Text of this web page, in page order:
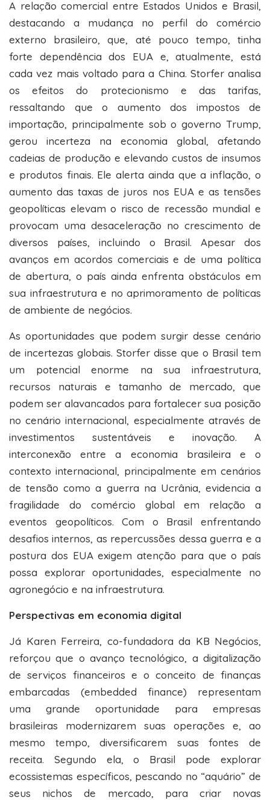
A relação comercial entre Estados Unidos e Brasil,
destacando a mudança no perfil do comércio
externo brasileiro, que, até pouco tempo, tinha
forte dependência dos EUA e, atualmente, está
cada vez mais voltado para a China. Storfer analisa
os efeitos do protecionismo e das tarifas,
ressaltando que o aumento dos impostos de
importação, principalmente sob o governo Trump,
gerou incerteza na economia global, afetando
cadeias de produção e elevando custos de insumos
e produtos finais. Ele alerta ainda que a inflação, o
aumento das taxas de juros nos EUA e as tensões
geopolíticas elevam o risco de recessão mundial e
provocam uma desaceleração no crescimento de
diversos países, incluindo o Brasil. Apesar dos
avanços em acordos comerciais e de uma política
de abertura, o país ainda enfrenta obstáculos em
sua infraestrutura e no aprimoramento de políticas
de ambiente de negócios.
As oportunidades que podem surgir desse cenário
de incertezas globais. Storfer disse que o Brasil tem
um potencial enorme na sua infraestrutura,
recursos naturais e tamanho de mercado, que
podem ser alavancados para fortalecer sua posição
no cenário internacional, especialmente através de
investimentos sustentáveis e inovação. A
interconexão entre a economia brasileira e o
contexto internacional, principalmente em cenários
de tensão como a guerra na Ucrânia, evidencia a
fragilidade do comércio global em relação a
eventos geopolíticos. Com o Brasil enfrentando
desafios internos, as repercussões dessa guerra e a
postura dos EUA exigem atenção para que o país
possa explorar oportunidades, especialmente no
agronegócio e na infraestrutura.
Perspectivas em economia digital
Já Karen Ferreira, co-fundadora da KB Negócios,
reforçou que o avanço tecnológico, a digitalização
de serviços financeiros e o conceito de finanças
embarcadas (embedded finance) representam
uma grande oportunidade para empresas
brasileiras modernizarem suas operações e, ao
mesmo tempo, diversificarem suas fontes de
receita. Segundo ela, o Brasil pode explorar
ecossistemas específicos, pescando no “aquário” de
seus nichos de mercado, para criar novas